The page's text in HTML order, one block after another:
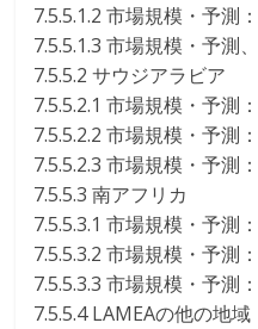
7.5.5.1.2 市場規模・予測
7.5.5.1.3 市場規模・予測
7.5.5.2 サウジアラビア
7.5.5.2.1 市場規模・予測
7.5.5.2.2 市場規模・予測
7.5.5.2.3 市場規模・予測
7.5.5.3 南アフリカ
7.5.5.3.1 市場規模・予測
7.5.5.3.2 市場規模・予測
7.5.5.3.3 市場規模・予測
7.5.5.4 LAMEAの他の地域